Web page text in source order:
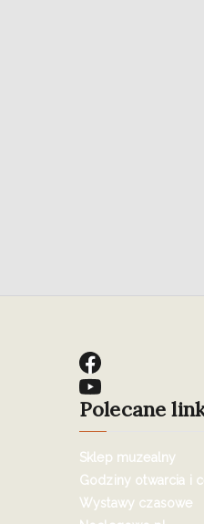
Polecane
Sklep muzealny
Godziny otwarcia i
Wystawy czasowe